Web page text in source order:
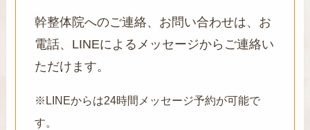
幹整体院へのご連絡、お問い合わせは、お
電話、LINEによるメッセージからご連絡い
ただけます。
※LINEからは24時間メッセージ予約が可能で
す。